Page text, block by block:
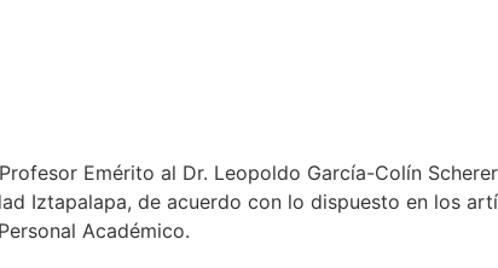
Emérito al Dr. Leopoldo García-Colín
Iztapalapa, de acuerdo con lo dispuesto en los
Académico.